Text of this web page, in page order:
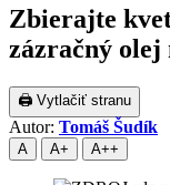
Zbierajte
zázračný
🖨 Vytlačiť stranu
Autor: Tomáš Šudík
A A+ A++